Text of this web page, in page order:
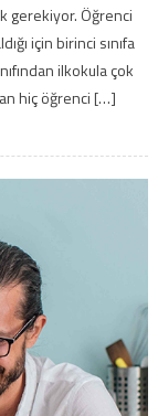
gerekiyor. Öğrenci
için birinci sınıfa
ilkokula çok
hiç öğrenci […]